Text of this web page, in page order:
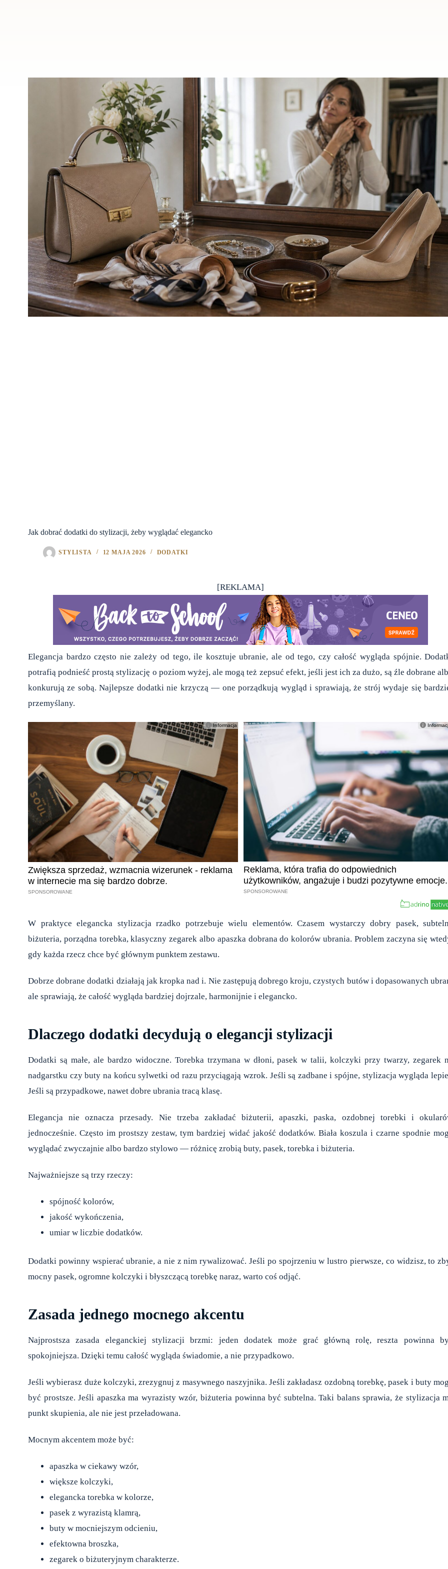
Jak dobrać dodatki do stylizacji, żeby wyglądać elegancko
STYLISTA 12 MAJA 2026 DODATKI
[REKLAMA]
Elegancja bardzo często nie zależy od tego, ile kosztuje ubranie, ale od tego, czy całość wygląda spójnie.
potrafią podnieść prostą stylizację o poziom wyżej, ale mogą też zepsuć efekt, jeśli jest ich za dużo, są źle dobrane
konkurują ze sobą. Najlepsze dodatki nie krzyczą — one porządkują wygląd i sprawiają, że strój wydaje się
przemyślany.
W praktyce elegancka stylizacja rzadko potrzebuje wielu elementów. Czasem wystarczy dobry pasek,
biżuteria, porządna torebka, klasyczny zegarek albo apaszka dobrana do kolorów ubrania. Problem zaczyna się
gdy każda rzecz chce być głównym punktem zestawu.
Dobrze dobrane dodatki działają jak kropka nad i. Nie zastępują dobrego kroju, czystych butów i dopasowanych
ale sprawiają, że całość wygląda bardziej dojrzale, harmonijnie i elegancko.
Dlaczego dodatki decydują o elegancji stylizacji
Dodatki są małe, ale bardzo widoczne. Torebka trzymana w dłoni, pasek w talii, kolczyki przy twarzy, zegarek
nadgarstku czy buty na końcu sylwetki od razu przyciągają wzrok. Jeśli są zadbane i spójne, stylizacja wygląda
Jeśli są przypadkowe, nawet dobre ubrania tracą klasę.
Elegancja nie oznacza przesady. Nie trzeba zakładać biżuterii, apaszki, paska, ozdobnej torebki i
jednocześnie. Często im prostszy zestaw, tym bardziej widać jakość dodatków. Biała koszula i czarne spodnie
wyglądać zwyczajnie albo bardzo stylowo — różnicę zrobią buty, pasek, torebka i biżuteria.
Najważniejsze są trzy rzeczy:
spójność kolorów,
jakość wykończenia,
umiar w liczbie dodatków.
Dodatki powinny wspierać ubranie, a nie z nim rywalizować. Jeśli po spojrzeniu w lustro pierwsze, co widzisz, to
mocny pasek, ogromne kolczyki i błyszczącą torebkę naraz, warto coś odjąć.
Zasada jednego mocnego akcentu
Najprostsza zasada eleganckiej stylizacji brzmi: jeden dodatek może grać główną rolę, reszta powinna
spokojniejsza. Dzięki temu całość wygląda świadomie, a nie przypadkowo.
Jeśli wybierasz duże kolczyki, zrezygnuj z masywnego naszyjnika. Jeśli zakładasz ozdobną torebkę, pasek i buty
być prostsze. Jeśli apaszka ma wyrazisty wzór, biżuteria powinna być subtelna. Taki balans sprawia, że stylizacja
punkt skupienia, ale nie jest przeładowana.
Mocnym akcentem może być:
apaszka w ciekawy wzór,
większe kolczyki,
elegancka torebka w kolorze,
pasek z wyrazistą klamrą,
buty w mocniejszym odcieniu,
efektowna broszka,
zegarek o biżuteryjnym charakterze.